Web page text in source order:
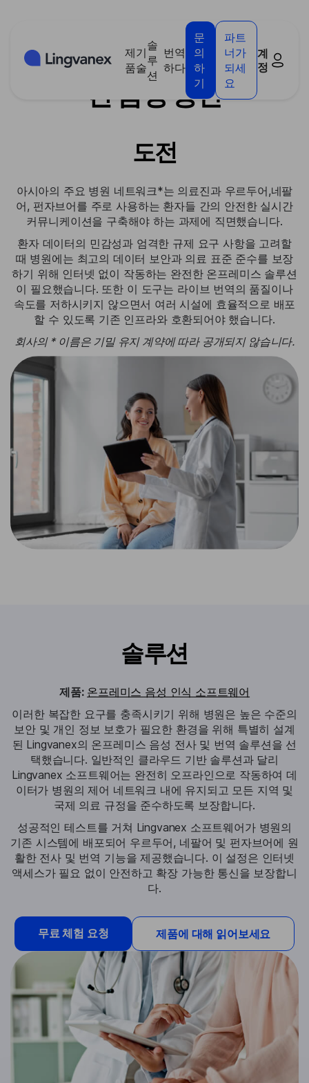
제
품
기
술
솔
루
션
번역
하다
문
의
하
기
파트
너가
되세
요
계
정
병원: 보안이 강화된 실시
간 음성 통신
도전
아시아의 주요 병원 네트워크*는 의료진과 우르두어,네팔
어, 펀자브어를 주로 사용하는 환자들 간의 안전한 실시간
커뮤니케이션을 구축해야 하는 과제에 직면했습니다.
환자 데이터의 민감성과 엄격한 규제 요구 사항을 고려할
때 병원에는 최고의 데이터 보안과 의료 표준 준수를 보장
하기 위해 인터넷 없이 작동하는 완전한 온프레미스 솔루션
이 필요했습니다. 또한 이 도구는 라이브 번역의 품질이나
속도를 저하시키지 않으면서 여러 시설에 효율적으로 배포
할 수 있도록 기존 인프라와 호환되어야 했습니다.
회사의 * 이름은 기밀 유지 계약에 따라 공개되지 않습니다.
솔루션
제품: 온프레미스 음성 인식 소프트웨어
이러한 복잡한 요구를 충족시키기 위해 병원은 높은 수준의
보안 및 개인 정보 보호가 필요한 환경을 위해 특별히 설계
된 Lingvanex의 온프레미스 음성 전사 및 번역 솔루션을 선
택했습니다. 일반적인 클라우드 기반 솔루션과 달리
Lingvanex 소프트웨어는 완전히 오프라인으로 작동하여 데
이터가 병원의 제어 네트워크 내에 유지되고 모든 지역 및
국제 의료 규정을 준수하도록 보장합니다.
성공적인 테스트를 거쳐 Lingvanex 소프트웨어가 병원의
기존 시스템에 배포되어 우르두어, 네팔어 및 펀자브어에 원
활한 전사 및 번역 기능을 제공했습니다. 이 설정은 인터넷
액세스가 필요 없이 안전하고 확장 가능한 통신을 보장합니
다.
무료 체험 요청 제품에 대해 읽어보세요